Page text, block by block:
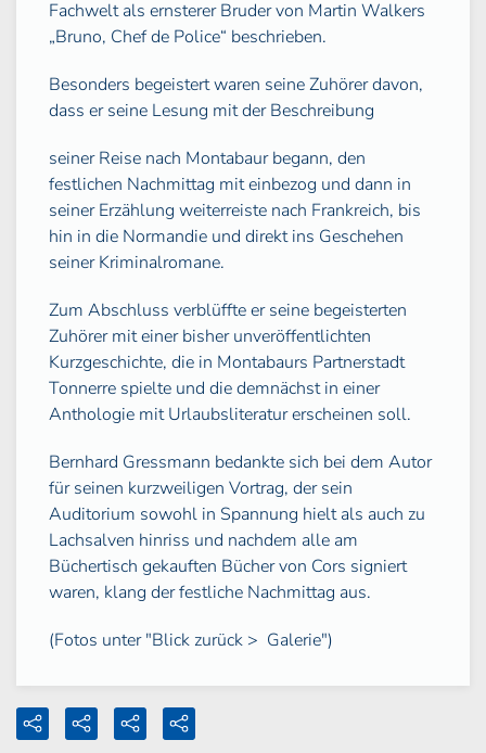
Fachwelt als ernsterer Bruder von Martin Walkers
„Bruno, Chef de Police“ beschrieben.
Besonders begeistert waren seine Zuhörer davon,
dass er seine Lesung mit der Beschreibung
seiner Reise nach Montabaur begann, den
festlichen Nachmittag mit einbezog und dann in
seiner Erzählung weiterreiste nach Frankreich, bis
hin in die Normandie und direkt ins Geschehen
seiner Kriminalromane.
Zum Abschluss verblüffte er seine begeisterten
Zuhörer mit einer bisher unveröffentlichten
Kurzgeschichte, die in Montabaurs Partnerstadt
Tonnerre spielte und die demnächst in einer
Anthologie mit Urlaubsliteratur erscheinen soll.
Bernhard Gressmann bedankte sich bei dem Autor
für seinen kurzweiligen Vortrag, der sein
Auditorium sowohl in Spannung hielt als auch zu
Lachsalven hinriss und nachdem alle am
Büchertisch gekauften Bücher von Cors signiert
waren, klang der festliche Nachmittag aus.
(Fotos unter "Blick zurück > Galerie")